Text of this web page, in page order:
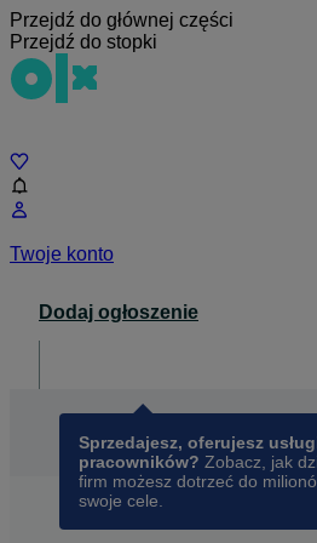
Przejdź do głównej części
Przejdź do stopki
Twoje konto
Dodaj ogłoszenie
Sprzedajesz, oferujesz
pracowników? Zobacz, jak
firm możesz dotrzeć do
swoje cele.